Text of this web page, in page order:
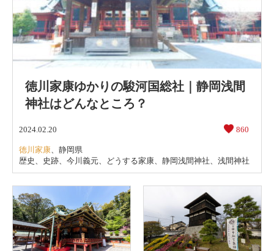
徳川家康ゆかりの駿河国総社｜静岡浅間
神社はどんなところ？
2024.02.20 860
徳川家康、 静岡県
歴史 、 史跡、 今川義元、 どうする家康、 静岡浅間神社、 浅間神社